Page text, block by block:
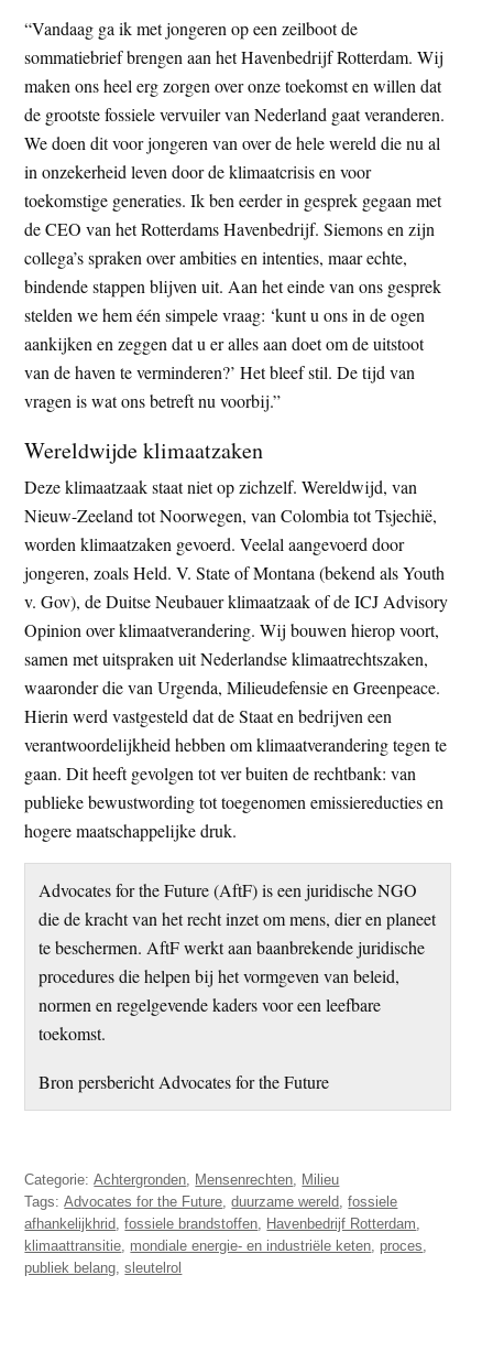
“Vandaag ga ik met jongeren op een zeilboot de
sommatiebrief brengen aan het Havenbedrijf Rotterdam. Wij
maken ons heel erg zorgen over onze toekomst en willen dat
de grootste fossiele vervuiler van Nederland gaat veranderen.
We doen dit voor jongeren van over de hele wereld die nu al
in onzekerheid leven door de klimaatcrisis en voor
toekomstige generaties. Ik ben eerder in gesprek gegaan met
de CEO van het Rotterdams Havenbedrijf. Siemons en zijn
collega’s spraken over ambities en intenties, maar echte,
bindende stappen blijven uit. Aan het einde van ons gesprek
stelden we hem één simpele vraag: ‘kunt u ons in de ogen
aankijken en zeggen dat u er alles aan doet om de uitstoot
van de haven te verminderen?’ Het bleef stil. De tijd van
vragen is wat ons betreft nu voorbij.”
Wereldwijde klimaatzaken
Deze klimaatzaak staat niet op zichzelf. Wereldwijd, van
Nieuw-Zeeland tot Noorwegen, van Colombia tot Tsjechië,
worden klimaatzaken gevoerd. Veelal aangevoerd door
jongeren, zoals Held. V. State of Montana (bekend als Youth
v. Gov), de Duitse Neubauer klimaatzaak of de ICJ Advisory
Opinion over klimaatverandering. Wij bouwen hierop voort,
samen met uitspraken uit Nederlandse klimaatrechtszaken,
waaronder die van Urgenda, Milieudefensie en Greenpeace.
Hierin werd vastgesteld dat de Staat en bedrijven een
verantwoordelijkheid hebben om klimaatverandering tegen te
gaan. Dit heeft gevolgen tot ver buiten de rechtbank: van
publieke bewustwording tot toegenomen emissiereducties en
hogere maatschappelijke druk.
Advocates for the Future (AftF) is een juridische NGO
die de kracht van het recht inzet om mens, dier en planeet
te beschermen. AftF werkt aan baanbrekende juridische
procedures die helpen bij het vormgeven van beleid,
normen en regelgevende kaders voor een leefbare
toekomst.
Bron persbericht Advocates for the Future
Categorie:Achtergronden Mensenrechten Milieu
Tags:Advocates for the Future ,duurzame wereld ,fossiele
afhankelijkhrid ,fossiele brandstoffen Havenbedrijf Rotterdam
klimaattransitie mondiale energie- en industriële keten proces
publiek belang ,sleutelrol